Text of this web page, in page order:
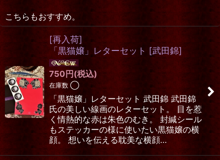
こちらもおすすめ。
[再入荷]
「黒猫嬢」レターセット [武田錦]
750円(税込)
在庫数 ◯
「黒猫嬢」レターセット 武田錦 武田錦
氏の美しい線画のレターセット。 目を惹
く情熱的な赤は朱色のむき。 封緘シール
もステッカーの様に使いたい黒猫嬢の横
顔。 想いを伝える耽美な横顔…